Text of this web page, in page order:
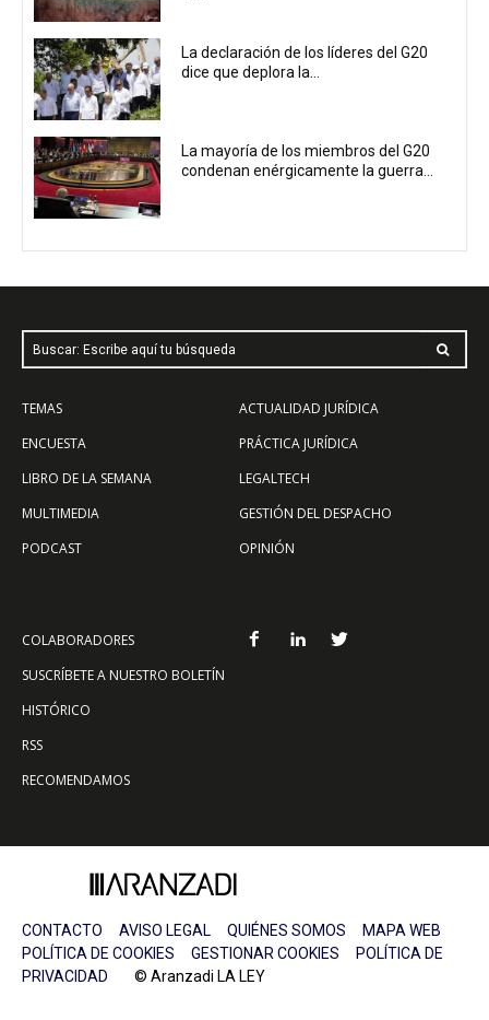
La declaración de los líderes del G20
dice que deplora la...
La mayoría de los miembros del G20
condenan enérgicamente la guerra...
Buscar: Escribe aquí tu búsqueda
TEMAS
ENCUESTA
LIBRO DE LA SEMANA
MULTIMEDIA
PODCAST
ACTUALIDAD JURÍDICA
PRÁCTICA JURÍDICA
LEGALTECH
GESTIÓN DEL DESPACHO
OPINIÓN
COLABORADORES
SUSCRÍBETE A NUESTRO BOLETÍN
HISTÓRICO
RSS
RECOMENDAMOS
CONTACTO AVISO LEGAL QUIÉNES SOMOS
MAPA WEB
POLÍTICA DE COOKIES
GESTIONAR COOKIES
POLÍTICA DE
PRIVACIDAD © Aranzadi LA LEY